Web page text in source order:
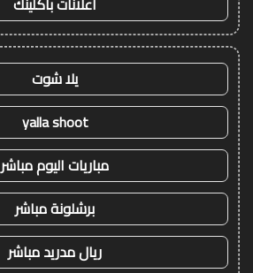
يلا شوت
yalla shoot
مباريات اليوم مباشر
برشلونة مباشر
ريال مدريد مباشر